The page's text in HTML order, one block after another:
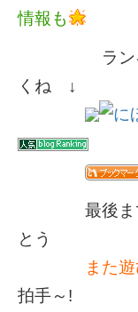
情報も
ランキン
くね ↓
最後までつ
とう
また遊びに
拍手～!